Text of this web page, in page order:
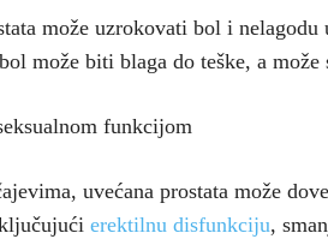
može uzrokovati bol i
može biti blaga do teške, a
funkcijom
uvećana prostata može
erektilnu disfunkciju,